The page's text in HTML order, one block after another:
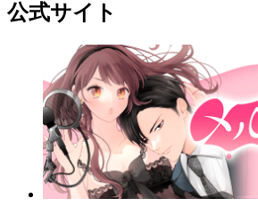
公式サイト